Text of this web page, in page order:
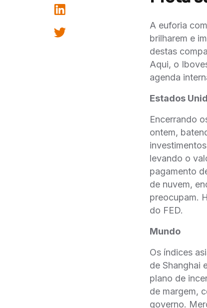
A euforia
brilharem e
destas
Aqui, o
agenda
Estados
Encerrando
ontem,
levando o
pagamento
de nuvem,
preocupam.
do FED.
Mundo
Os índices
de Shanghai
plano de
de margem,
governo.